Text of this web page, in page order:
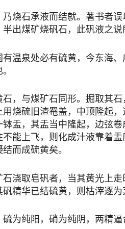
石承液而结就。著书者误
出煤矿烧矾石，此矾液之说
泉处必有硫黄，今东海、
与煤矿石同形。掘取其石
用烧硫旧渣罨盖，中顶隆起
盂，其盂当中隆起，边弦
能上飞，则化成汁液靠着
而成硫黄矣。
取皂矾者，当其黄光上走
精华已结硫黄，则枯滓逐为
纯阳，硝为纯阴，两精逼